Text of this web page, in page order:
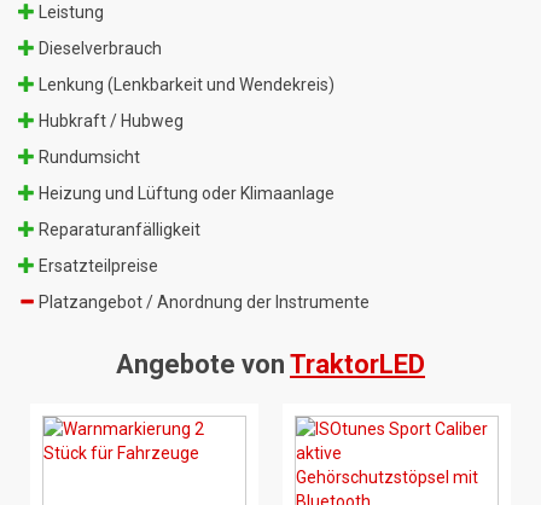
Leistung
Dieselverbrauch
Lenkung (Lenkbarkeit und Wendekreis)
Hubkraft / Hubweg
Rundumsicht
Heizung und Lüftung oder Klimaanlage
Reparaturanfälligkeit
Ersatzteilpreise
Platzangebot / Anordnung der Instrumente
Angebote von TraktorLED